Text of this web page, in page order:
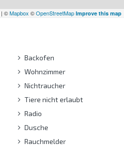
| ©Mapbox ©OpenStreetMap Improve this map
Backofen
Wohnzimmer
Nichtraucher
Tiere nicht erlaubt
Radio
Dusche
Rauchmelder